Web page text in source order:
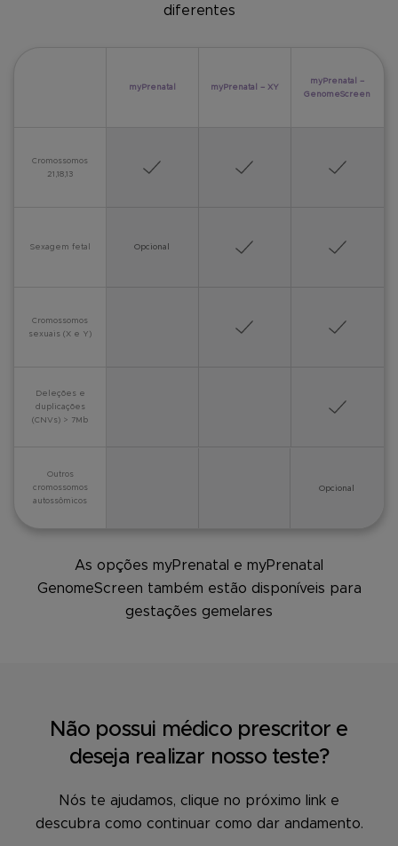
diferentes
myPrenatal myPrenatal – XY
myPrenatal –
GenomeScreen
Cromossomos
21,18,13
Sexagem fetal Opcional
Cromossomos
sexuais (X e Y)
Deleções e
duplicações
(CNVs) > 7Mb
Outros
cromossomos
autossômicos
Opcional
As opções myPrenatal e myPrenatal
GenomeScreen também estão disponíveis para
gestações gemelares
Não possui médico prescritor e
deseja realizar nosso teste?
Nós te ajudamos, clique no próximo link e
descubra como continuar como dar andamento.